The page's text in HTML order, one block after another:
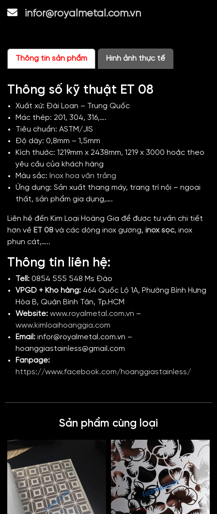
infor@royalmetal.com.vn
Thông tin sản phẩm Hình ảnh thực tế
Thông số kỹ thuật ET 08
Xuất xứ: Đài Loan – Trung Quốc
Mác thép: 201, 304, 316,….
Tiêu chuẩn: ASTM/JIS
Độ dày: 0,8mm – 1,5mm
Kích thước: 1219mm x 2438mm, 1219 x 3000 hoặc theo
yêu cầu của khách hàng
Màu sắc: Inox hoa văn trắng
Ứng dụng: Sản xuất thang máy, trang trí nội – ngoại
thất, sản phẩm gia dụng,….
Liên hệ đến Kim Loại Hoàng Gia để được tư vấn chi tiết
hơn về ET 08 và các dòng inox gương, inox sọc, inox
phun cát,…..
Thông tin liên hệ:
Tell: 0854 555 548 Ms Đào
VPGD + Kho hàng: 464 Quốc Lộ 1A, Phường Bình Hưng
Hòa B, Quận Bình Tân, Tp.HCM
Website: www.royalmetal.com.vn –
www.kimloaihoanggia.com
Email: infor@royalmetal.com.vn –
hoanggiastainless@gmail.com
Fanpage:
https://www.facebook.com/hoanggiastainless/
Sản phẩm cùng loại